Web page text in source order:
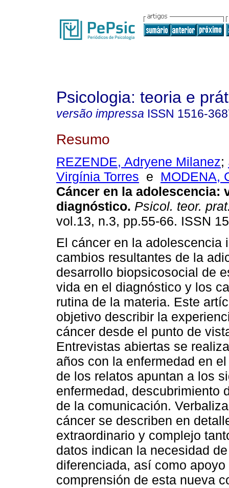
Psicologia: teoria e
versão impressa ISSN 1516-
Resumo
REZENDE, Adryene Milanez;
Virgínia Torres e MODENA,
Cáncer en la adolescencia:
diagnóstico. Psicol. teor.
vol.13, n.3, pp.55-66. ISSN
El cáncer en la adolescencia
cambios resultantes de la
desarrollo biopsicosocial de
vida en el diagnóstico y los
rutina de la materia. Este
objetivo describir la
cáncer desde el punto de
Entrevistas abiertas se
años con la enfermedad en
de los relatos apuntan a los
enfermedad, descubrimiento
de la comunicación.
cáncer se describen en
extraordinario y complejo
datos indican la necesidad
diferenciada, así como
comprensión de esta nueva